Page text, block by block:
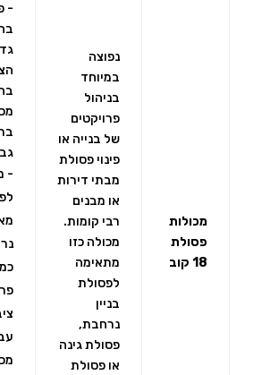
מכולות
פסולת
18 קוב
נפוצה
במיוחד
בניהול
פרויקטים
של בנייה או
פינוי פסולת
מבתי דירות
או מבנים
רבי קומות.
מכולה כזו
מתאימה
לפסולת
בניין
נרחבת,
פסולת גינה
או פסולת
-
-